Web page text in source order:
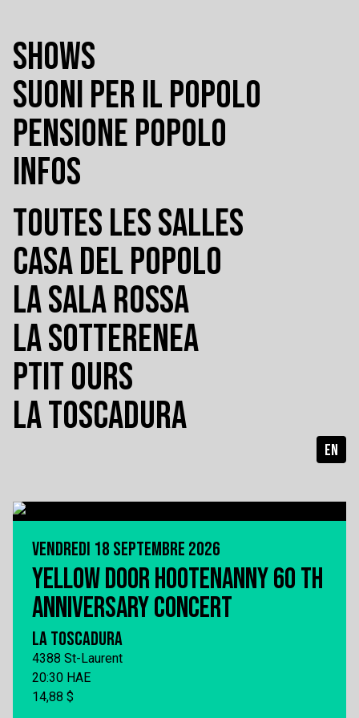
SHOWS
SUONI PER IL POPOLO
PENSIONE POPOLO
INFOS
TOUTES LES SALLES
CASA DEL POPOLO
LA SALA ROSSA
LA SOTTERENEA
PTIT OURS
LA TOSCADURA
EN
VENDREDI 18 SEPTEMBRE 2026
YELLOW DOOR HOOTENANNY 60 TH
ANNIVERSARY CONCERT
LA TOSCADURA
4388 St-Laurent
20:30 HAE
14,88 $